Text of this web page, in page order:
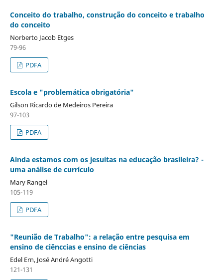
Conceito do trabalho, construção do conceito e trabalho
do conceito
Norberto Jacob Etges
79-96
PDFA
Escola e "problemática obrigatória"
Gilson Ricardo de Medeiros Pereira
97-103
PDFA
Ainda estamos com os jesuítas na educação brasileira? -
uma análise de currículo
Mary Rangel
105-119
PDFA
"Reunião de Trabalho": a relação entre pesquisa em
ensino de ciênccias e ensino de ciências
Edel Ern, José André Angotti
121-131